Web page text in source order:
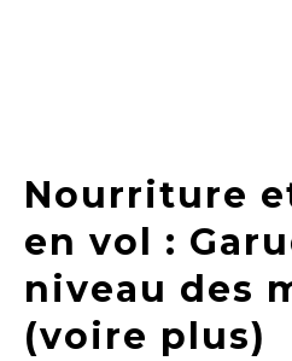
Nourriture
en vol :
niveau des
(voire plus)